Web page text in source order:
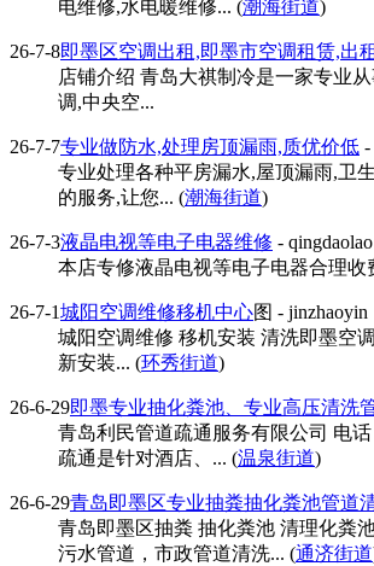
电维修,水电暖维修... (潮海街道)
26-7-8即墨区空调出租,即墨市空调租赁,出
店铺介绍 青岛大祺制冷是一家专业
调,中央空...
26-7-7专业做防水,处理房顶漏雨,质优价低 -
专业处理各种平房漏水,屋顶漏雨,卫
的服务,让您... (潮海街道)
26-7-3液晶电视等电子电器维修 - qingdaolao
本店专修液晶电视等电子电器合理收
26-7-1城阳空调维修移机中心图 - jinzhaoyin
城阳空调维修 移机安装 清洗即墨空
新安装... (环秀街道)
26-6-29即墨专业抽化粪池、专业高压清洗
青岛利民管道疏通服务有限公司 电
疏通是针对酒店、... (温泉街道)
26-6-29青岛即墨区专业抽粪抽化粪池管道
青岛即墨区抽粪 抽化粪池 清理化粪
污水管道，市政管道清洗... (通济街道